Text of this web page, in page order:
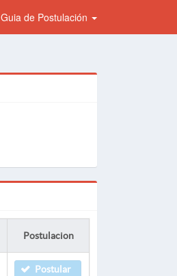
Guia de Postulación
Postulacion
Postular